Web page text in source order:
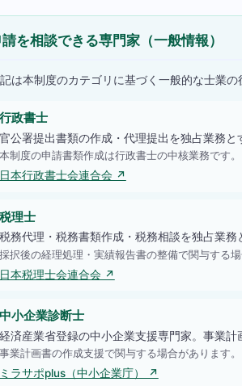
を相談できる専門家（一般情報）
記は本制度のカテゴリに基づく一般的な士業
行政書士
官公署提出書類の作成・代理提出を独占業務と
本制度の申請書類作成は行政書士の中核業務です。
日本行政書士会連合会 ↗
税理士
税務代理・税務書類作成・税務相談を独占業務
採択後の経理処理・実績報告書の整備で関与する場
日本税理士会連合会 ↗
中小企業診断士
経済産業省登録の中小企業支援専門家。事業計
事業計画書の作成支援で関与する場合があります。
ミラサポplus（中小企業庁） ↗